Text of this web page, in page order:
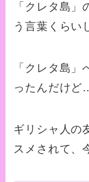
「クレタ島
う言葉くらい
「クレタ島
ったんだけど
ギリシャ人の
スメされて、